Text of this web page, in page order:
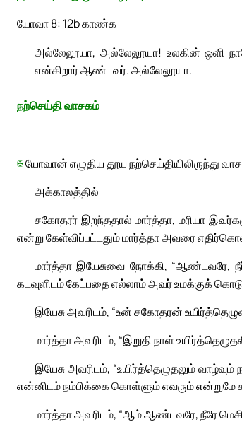
யோவா 8: 12b காண்க
அல்லேலூயா, அல்லேலூயா! உலகின் ஒளி
என்கிறார் ஆண்டவர். அல்லேலூயா.
நற்செய்தி வாசகம்
✠யோவான் எழுதிய தூய நற்செய்தியிலிருந்து
அக்காலத்தில்
சகோதரர் இறந்ததால் மார்த்தா, மரியா
என்று கேள்விப்பட்டதும் மார்த்தா அவரை
மார்த்தா இயேசுவை நோக்கி, “ஆண்டவரே,
கடவுளிடம் கேட்பதை எல்லாம் அவர் உமக்குக்
இயேசு அவரிடம், “உன் சகோதரன்
மார்த்தா அவரிடம், “இறுதி நாள்
இயேசு அவரிடம், “உயிர்த்தெழுதலும்
என்னிடம் நம்பிக்கை கொள்ளும் எவரும் என்றுமே
மார்த்தா அவரிடம், “ஆம் ஆண்டவரே, நீரே